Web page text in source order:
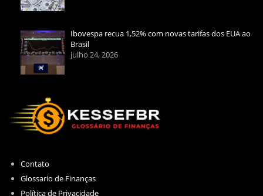
Ibovespa recua 1,52% com novas tarifas dos EUA ao
Brasil
julho 24, 2026
Contato
Glossario de Finanças
Política de Privacidade